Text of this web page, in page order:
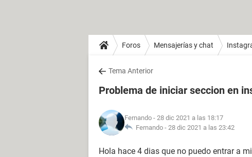
Foros Mensajerías y chat
Tema Anterior
Problema de iniciar seccion en
Fernando - 28 dic 2021 a las 18:17
Fernando - 28 dic 2021 a las 23:42
Hola hace 4 dias que no puedo entrar a